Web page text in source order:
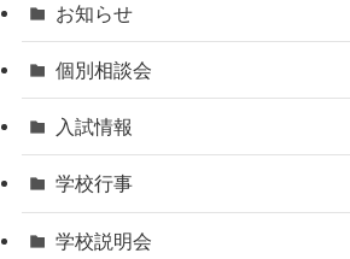
お知らせ
個別相談会
入試情報
学校行事
学校説明会